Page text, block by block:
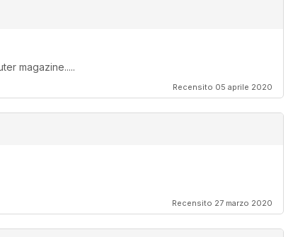
magazine.....
Recensito 05 aprile 2020
Recensito 27 marzo 2020